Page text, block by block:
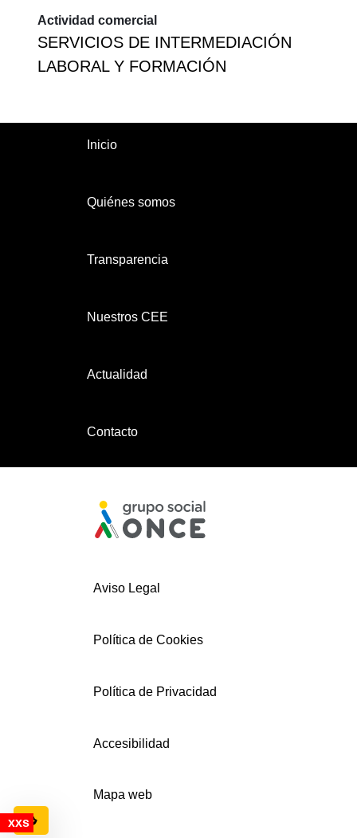
Actividad comercial
SERVICIOS DE INTERMEDIACIÓN
LABORAL Y FORMACIÓN
Inicio
Quiénes somos
Transparencia
Nuestros CEE
Actualidad
Contacto
Aviso Legal
Política de Cookies
Política de Privacidad
Accesibilidad
Mapa web